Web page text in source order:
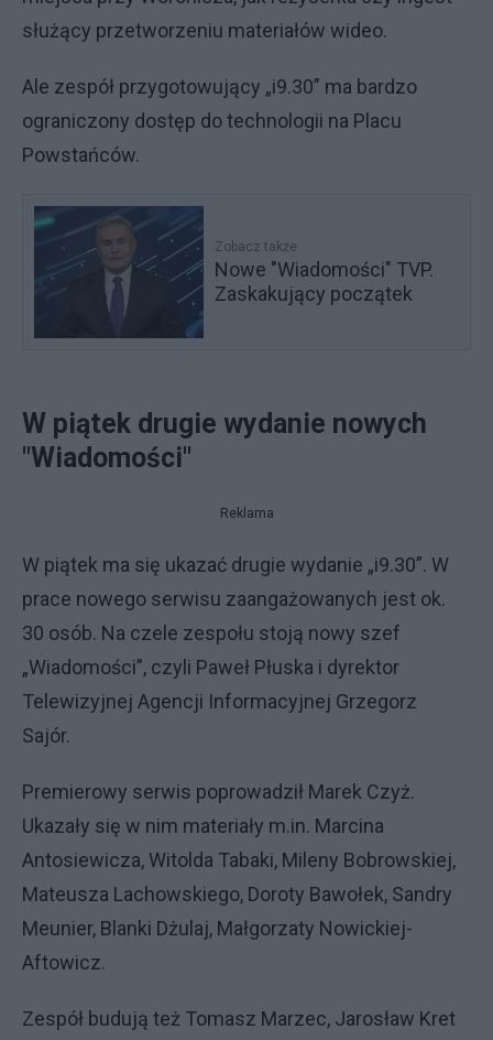
służący przetworzeniu materiałów wideo.
Ale zespół przygotowujący „i9.30” ma bardzo
ograniczony dostęp do technologii na Placu
Powstańców.
Zobacz także
Nowe "Wiadomości" TVP.
Zaskakujący początek
W piątek drugie wydanie nowych
"Wiadomości"
Reklama
W piątek ma się ukazać drugie wydanie „i9.30”. W
prace nowego serwisu zaangażowanych jest ok.
30 osób. Na czele zespołu stoją nowy szef
„Wiadomości”, czyli Paweł Płuska i dyrektor
Telewizyjnej Agencji Informacyjnej Grzegorz
Sajór.
Premierowy serwis poprowadził Marek Czyż.
Ukazały się w nim materiały m.in. Marcina
Antosiewicza, Witolda Tabaki, Mileny Bobrowskiej,
Mateusza Lachowskiego, Doroty Bawołek, Sandry
Meunier, Blanki Dżulaj, Małgorzaty Nowickiej-
Aftowicz.
Zespół budują też Tomasz Marzec, Jarosław Kret